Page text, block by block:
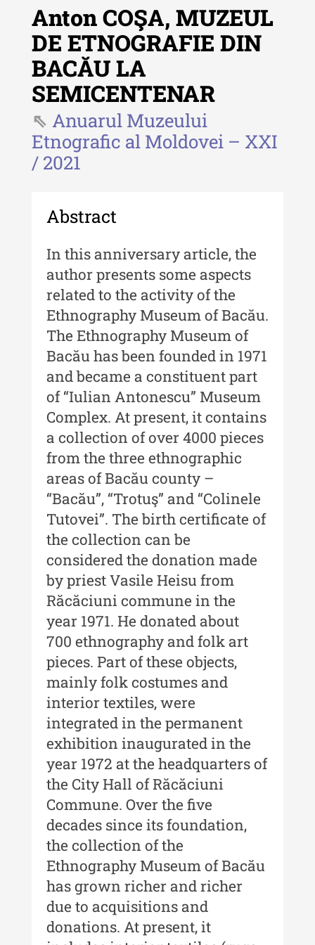
Revista "Cercetări istorice"
Revista "Cercetări istorice" - XLIV
- 2025
Revista "Cercetări istorice" - XLIII
- 2024
Buletinul ”Ioan Neculce” al Muzeului
de Istorie a Moldovei
Buletinul ”Ioan Neculce” al
Muzeului de Istorie a Moldovei -
XXIV / 2018
Buletinul ”Ioan Neculce” al
Muzeului de Istorie a Moldovei -
XXIII / 2017
Buletinul ”Ioan Neculce” al
Muzeului de Istorie a Moldovei -
XXII / 2016
Indexul Complet
Anuarul Muzeului Etnografic al
Moldovei
Anuarul Muzeului Etnografic al
Moldovei - XXII / 2022
Anuarul Muzeului Etnografic al
Moldovei - XXI / 2021
Anuarul Muzeului Etnografic al
Moldovei - XX / 2020
Indexul Complet
Buletinul Muzeului Științei și
Tehnicii ”Ștefan Procopiu”
Buletinul Muzeului Științei și
Tehnicii ”Ștefan Procopiu” - An
XV / Nr. 15 / 2021
Buletinul Muzeului Științei și
Tehnicii ”Ștefan Procopiu” - An
XIV / Nr. 14 / 2020
Buletinul Muzeului Științei și
Tehnicii ”Ștefan Procopiu” - An
Anton COŞA, MUZEUL
DE ETNOGRAFIE DIN
BACĂU LA
SEMICENTENAR
Anuarul Muzeului
Etnografic al Moldovei – XXI
/ 2021
Abstract
In this anniversary article, the
author presents some aspects
related to the activity of the
Ethnography Museum of Bacău.
The Ethnography Museum of
Bacău has been founded in 1971
and became a constituent part
of “Iulian Antonescu” Museum
Complex. At present, it contains
a collection of over 4000 pieces
from the three ethnographic
areas of Bacău county –
“Bacău”, “Trotuş” and “Colinele
Tutovei”. The birth certificate of
the collection can be
considered the donation made
by priest Vasile Heisu from
Răcăciuni commune in the
year 1971. He donated about
700 ethnography and folk art
pieces. Part of these objects,
mainly folk costumes and
interior textiles, were
integrated in the permanent
exhibition inaugurated in the
year 1972 at the headquarters of
the City Hall of Răcăciuni
Commune. Over the five
decades since its foundation,
the collection of the
Ethnography Museum of Bacău
has grown richer and richer
due to acquisitions and
donations. At present, it